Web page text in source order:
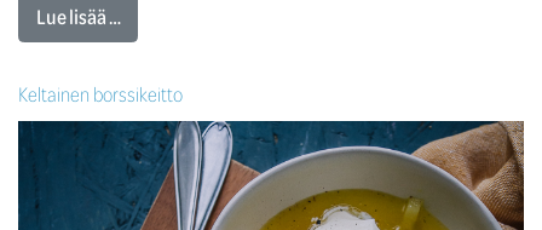
Lue lisää …
Keltainen borssikeitto